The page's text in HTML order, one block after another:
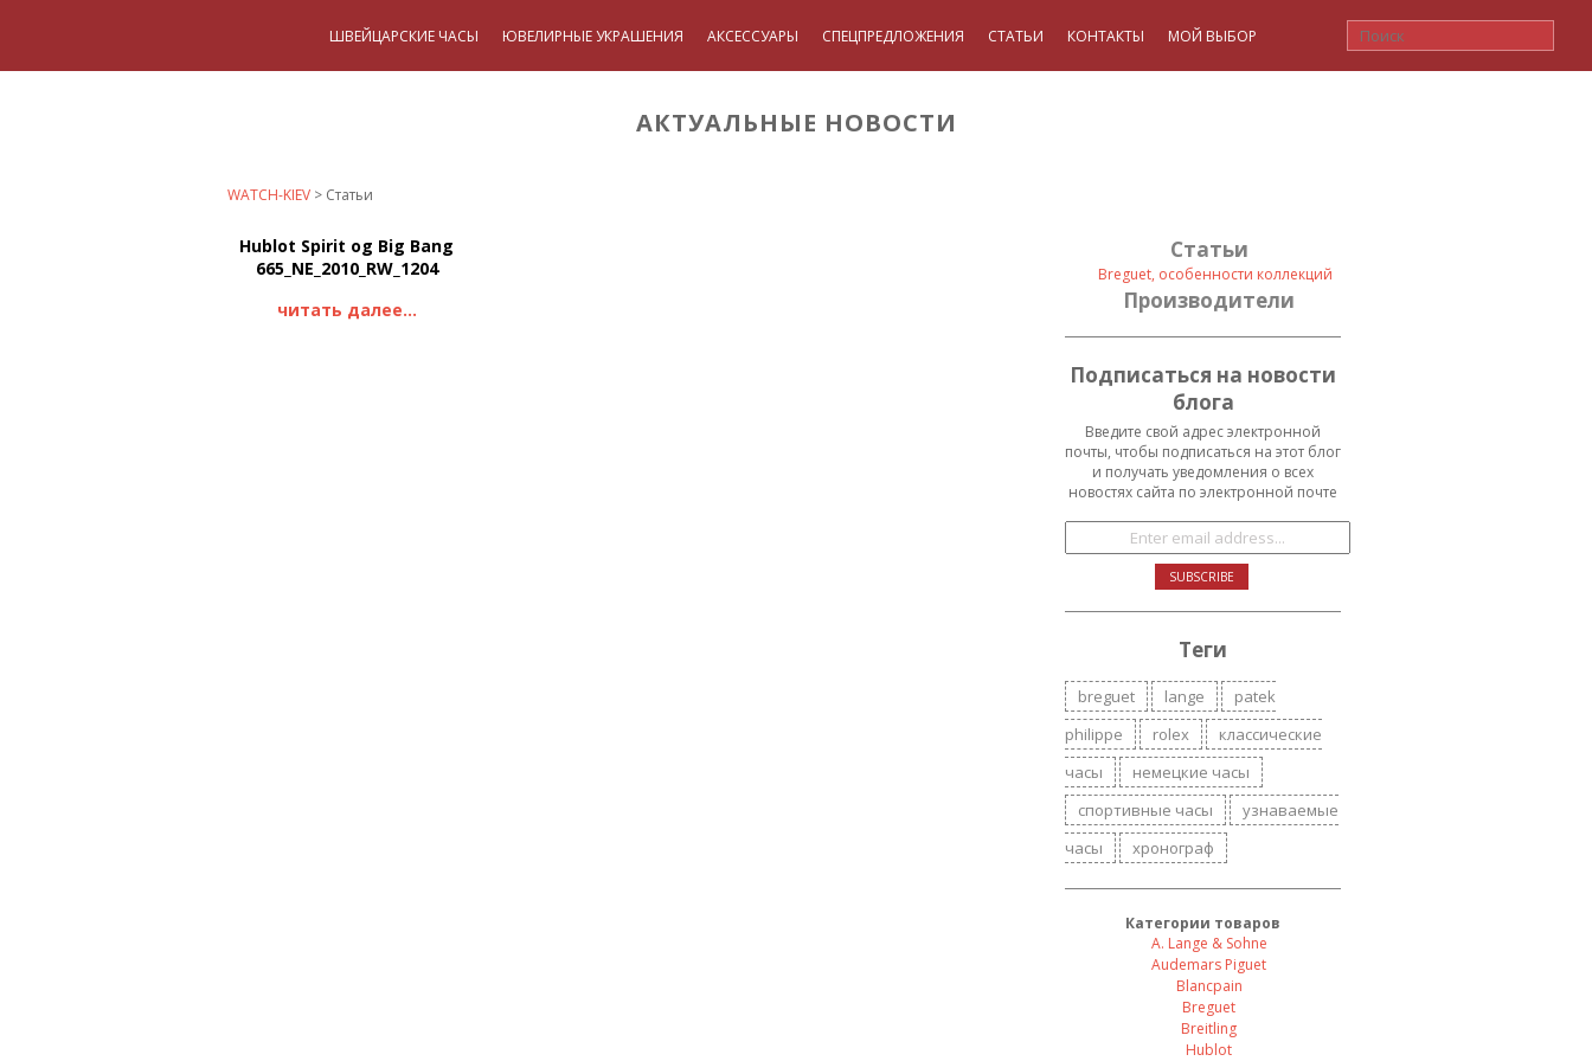
ШВЕЙЦАРСКИЕ ЧАСЫ ЮВЕЛИРНЫЕ УКРАШЕНИЯ АКСЕССУАРЫ СПЕЦПРЕДЛОЖЕНИЯ СТАТЬИ КОНТАКТЫ МОЙ ВЫБОР
АКТУАЛЬНЫЕ НОВОСТИ
WATCH-KIEV > Статьи
Hublot Spirit og Big Bang
665_NE_2010_RW_1204
читать далее...
Статьи
Breguet, особенности коллекций
Производители
Подписаться на новости
блога
Введите свой адрес электронной
почты, чтобы подписаться на этот блог
и получать уведомления о всех
новостях сайта по электронной почте
Теги
breguet lange
patek
philippe
rolex
классические
часы
немецкие часы
спортивные часы
узнаваемые
часы
хронограф
Категории товаров
A. Lange & Sohne
Audemars Piguet
Blancpain
Breguet
Breitling
Hublot